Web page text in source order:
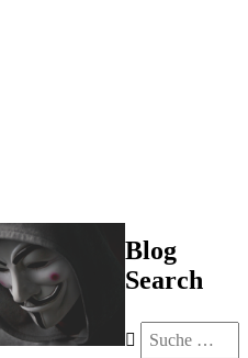
Blog
Search